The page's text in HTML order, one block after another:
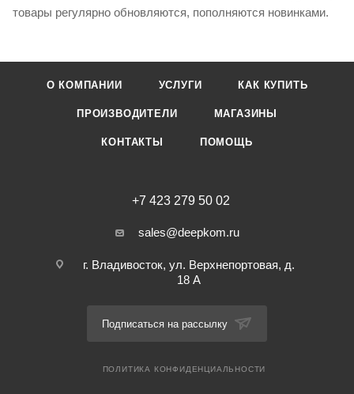
товары регулярно обновляются, пополняются новинками.
О КОМПАНИИ УСЛУГИ КАК КУПИТЬ
ПРОИЗВОДИТЕЛИ МАГАЗИНЫ
КОНТАКТЫ ПОМОЩЬ
+7 423 279 50 02
sales@deepkom.ru
г. Владивосток, ул. Верхнепортовая, д.
18 А
Подписаться на рассылку
ПОЛИТИКА КОНФИДЕНЦИАЛЬНОСТИ